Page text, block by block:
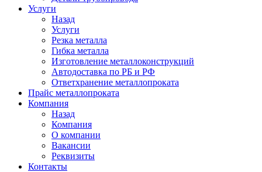
Услуги
Назад
Услуги
Резка металла
Гибка металла
Изготовление металлоконструкций
Автодоставка по РБ и РФ
Ответхранение металлопроката
Прайс металлопроката
Компания
Назад
Компания
О компании
Вакансии
Реквизиты
Контакты